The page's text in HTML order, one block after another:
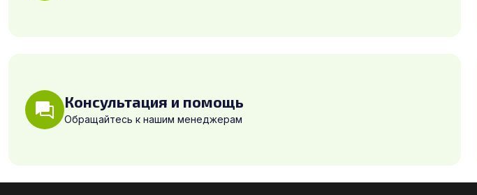
Консультация и помощь
Обращайтесь к нашим менеджерам